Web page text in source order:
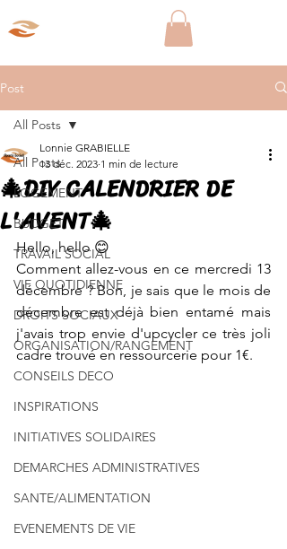
Post
All Posts
LOGEMENT
BUDGET
TRAVAIL SOCIAL
VIE QUOTIDIENNE
DROITS SOCIAUX
ORGANISATION/RANGEMENT
CONSEILS DECO
INSPIRATIONS
INITIATIVES SOLIDAIRES
DEMARCHES ADMINISTRATIVES
SANTE/ALIMENTATION
EVENEMENTS DE VIE
All Posts
🎄DIY CALENDRIER DE
L'AVENT🎄
Lonnie GRABIELLE
13 déc. 2023 1 min de lecture
Hello, hello 😊
Comment allez-vous en ce mercredi 13
décembre ? Bon, je sais que le mois de
décembre est déjà bien entamé mais
j'avais trop envie d'upcycler ce très joli
cadre trouvé en ressourcerie pour 1€.